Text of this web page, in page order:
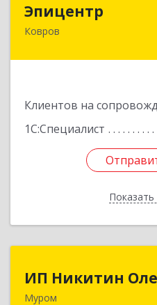
Эпицентр
Ковров
Клиентов на
1С:Специалист
601900, Владимирская
ИП Никитин
Муром